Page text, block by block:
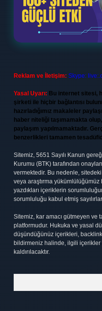
Reklam ve İletişim: Skype:
Yasal Uyarı: Bu internet sitesi,
şirketi ile hiçbir bağlantısı
hazırladığımız makaleler
haber niteliği taşımamakta
paylaşım yapılmamaktadır.
benzerlikleri tamamen
Sitemiz, 5651 Sayılı Kanun
Kurumu (BTK) tarafından
vermektedir. Bu nedenle,
veya araştırma
yazdıkları içeriklerin
sorumluluğu kabul etmiş
Sitemiz, kar amacı gütmeyen ve
platformudur. Hukuka ve yasal
düşündüğünüz içerikleri,
bildirmeniz halinde, ilgili
kaldırılacaktır.